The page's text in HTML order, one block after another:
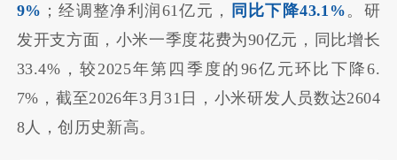
9% ；经调整净利润61亿元， 同比下降43.1% 。研
发开支方面，小米一季度花费为90亿元，同比增长
33.4%，较2025年第四季度的96亿元环比下降6.
7%，截至2026年3月31日，小米研发人员数达2604
8人，创历史新高。